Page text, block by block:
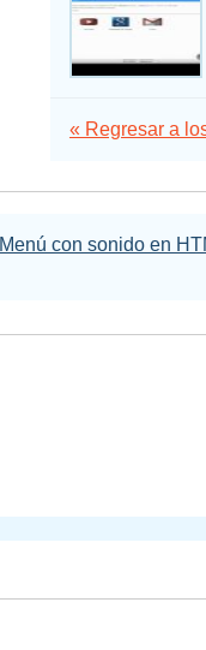
« Regresar a
Menú con sonido en